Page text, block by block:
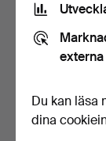
6 bud
211 USD
Du kan läsa
dina